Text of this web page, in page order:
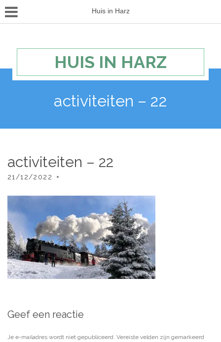
Huis in Harz
HUIS IN HARZ
activiteiten – 22
activiteiten – 22
21/12/2022
Geef een reactie
Je e-mailadres wordt niet gepubliceerd. Vereiste velden zijn gemarkeerd